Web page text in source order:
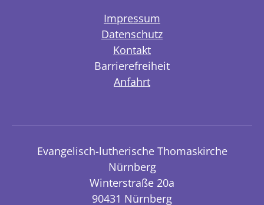
Impressum
Datenschutz
Kontakt
Barrierefreiheit
Anfahrt
Evangelisch-lutherische Thomaskirche
Nürnberg
Winterstraße 20a
90431 Nürnberg